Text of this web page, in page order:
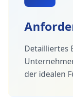
Detailliertes
der idealen